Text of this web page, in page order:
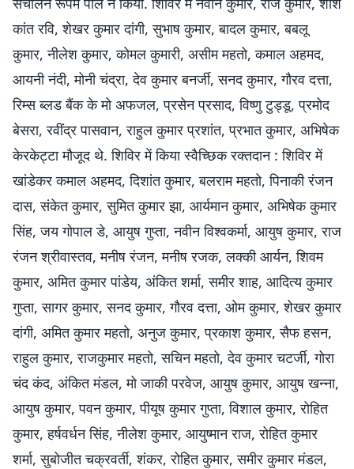
कांत रवि, शेखर कुमार दांगी, सुभाष कुमार, बादल कुमार, बबलू
कुमार, नीलेश कुमार, कोमल कुमारी, असीम महतो, कमाल अहमद,
आयनी नंदी, मोनी चंद्रा, देव कुमार बनर्जी, सनद कुमार, गौरव दत्ता,
रिम्स ब्लड बैंक के मो अफजल, प्रसेन प्रसाद, विष्णु टुड्डू, प्रमोद
बेसरा, रवींद्र पासवान, राहुल कुमार प्रशांत, प्रभात कुमार, अभिषेक
केरकेट्टा मौजूद थे. शिविर में किया स्वैच्छिक रक्तदान : शिविर में
खांडेकर कमाल अहमद, दिशांत कुमार, बलराम महतो, पिनाकी रंजन
दास, संकेत कुमार, सुमित कुमार झा, आर्यमान कुमार, अभिषेक कुमार
सिंह, जय गोपाल डे, आयुष गुप्ता, नवीन विश्वकर्मा, आयुष कुमार, राज
रंजन श्रीवास्तव, मनीष रंजन, मनीष रजक, लक्की आर्यन, शिवम
कुमार, अमित कुमार पांडेय, अंकित शर्मा, समीर शाह, आदित्य कुमार
गुप्ता, सागर कुमार, सनद कुमार, गौरव दत्ता, ओम कुमार, शेखर कुमार
दांगी, अमित कुमार महतो, अनुज कुमार, प्रकाश कुमार, सैफ हसन,
राहुल कुमार, राजकुमार महतो, सचिन महतो, देव कुमार चटर्जी, गोरा
चंद कंद, अंकित मंडल, मो जाकी परवेज, आयुष कुमार, आयुष खन्ना,
आयुष कुमार, पवन कुमार, पीयूष कुमार गुप्ता, विशाल कुमार, रोहित
कुमार, हर्षवर्धन सिंह, नीलेश कुमार, आयुष्मान राज, रोहित कुमार
शर्मा, सुबोजीत चक्रवर्ती, शंकर, रोहित कुमार, समीर कुमार मंडल,